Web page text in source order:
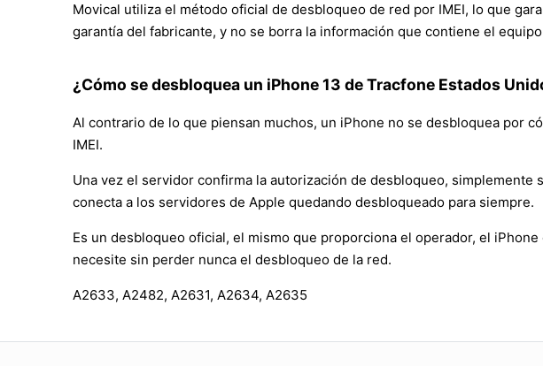
Movical utiliza el método oficial de desbloqueo de red por IMEI, lo que
garantía del fabricante, y no se borra la información que contiene el
¿Cómo se desbloquea un iPhone 13 de Tracfone Estados
Al contrario de lo que piensan muchos, un iPhone no se desbloquea por
IMEI.
Una vez el servidor confirma la autorización de desbloqueo,
conecta a los servidores de Apple quedando desbloqueado para siempre.
Es un desbloqueo oficial, el mismo que proporciona el operador, el
necesite sin perder nunca el desbloqueo de la red.
A2633, A2482, A2631, A2634, A2635